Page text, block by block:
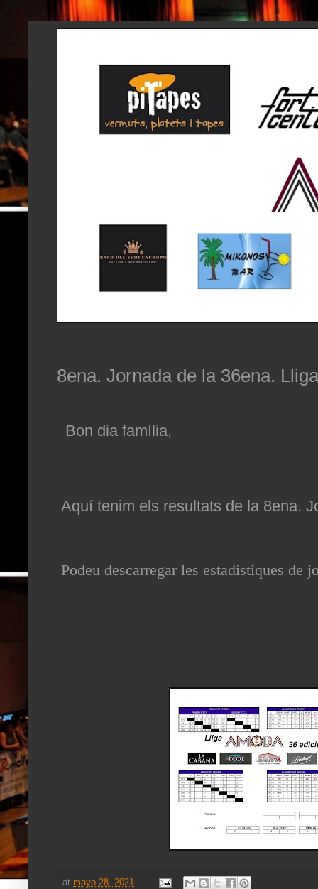
8ena. Jornada de la 36ena. Lliga
Bon dia família,
Aquí tenim els resultats de la 8ena.
Podeu descarregar les estadístiques de
at mayo 28, 2021